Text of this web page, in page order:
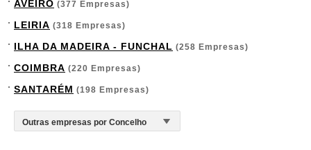
AVEIRO (377 Empresas)
LEIRIA (318 Empresas)
ILHA DA MADEIRA - FUNCHAL (258 Empresas)
COIMBRA (220 Empresas)
SANTARÉM (198 Empresas)